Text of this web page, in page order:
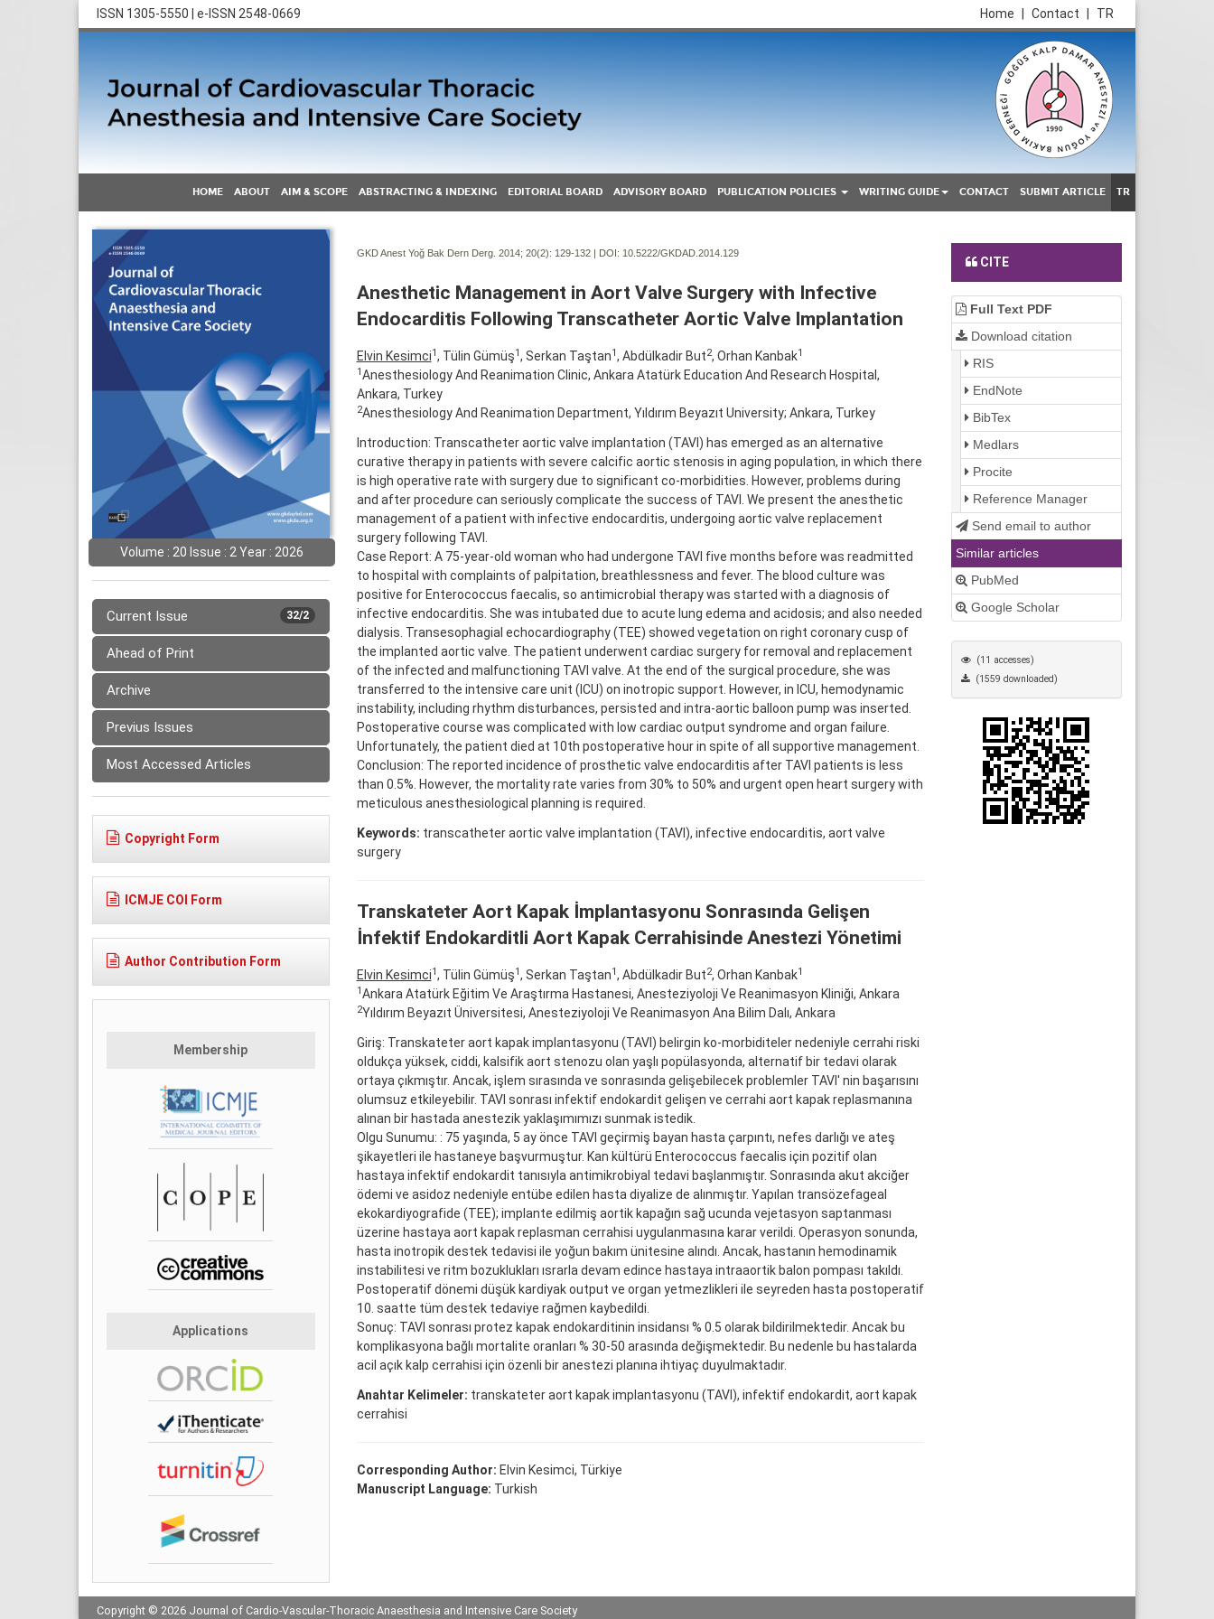
ISSN 1305-5550 | e-ISSN 2548-0669 TR
Contact
Home
HOME ABOUT AIM & SCOPE ABSTRACTING & INDEXING EDITORIAL BOARD ADVISORY BOARD PUBLICATION POLICIES WRITING GUIDE CONTACT SUBMIT ARTICLE TR
Volume : 20 Issue : 2 Year : 2026
32/2
Current Issue
Ahead of Print
Archive
Previus Issues
Most Accessed Articles
Copyright Form
ICMJE COI Form
Author Contribution Form
Membership
Applications
GKD Anest Yoğ Bak Dern Derg. 2014; 20(2): 129-132 | DOI: 10.5222/GKDAD.2014.129
Anesthetic Management in Aort Valve Surgery with Infective
Endocarditis Following Transcatheter Aortic Valve Implantation
Elvin Kesimci1, Tülin Gümüş1, Serkan Taştan1, Abdülkadir But2, Orhan Kanbak1
1Anesthesiology And Reanimation Clinic, Ankara Atatürk Education And Research Hospital,
Ankara, Turkey
2Anesthesiology And Reanimation Department, Yıldırım Beyazıt University; Ankara, Turkey
Introduction: Transcatheter aortic valve implantation (TAVI) has emerged as an alternative
curative therapy in patients with severe calcific aortic stenosis in aging population, in which there
is high operative rate with surgery due to significant co-morbidities. However, problems during
and after procedure can seriously complicate the success of TAVI. We present the anesthetic
management of a patient with infective endocarditis, undergoing aortic valve replacement
surgery following TAVI.
Case Report: A 75-year-old woman who had undergone TAVI five months before was readmitted
to hospital with complaints of palpitation, breathlessness and fever. The blood culture was
positive for Enterococcus faecalis, so antimicrobial therapy was started with a diagnosis of
infective endocarditis. She was intubated due to acute lung edema and acidosis; and also needed
dialysis. Transesophagial echocardiography (TEE) showed vegetation on right coronary cusp of
the implanted aortic valve. The patient underwent cardiac surgery for removal and replacement
of the infected and malfunctioning TAVI valve. At the end of the surgical procedure, she was
transferred to the intensive care unit (ICU) on inotropic support. However, in ICU, hemodynamic
instability, including rhythm disturbances, persisted and intra-aortic balloon pump was inserted.
Postoperative course was complicated with low cardiac output syndrome and organ failure.
Unfortunately, the patient died at 10th postoperative hour in spite of all supportive management.
Conclusion: The reported incidence of prosthetic valve endocarditis after TAVI patients is less
than 0.5%. However, the mortality rate varies from 30% to 50% and urgent open heart surgery with
meticulous anesthesiological planning is required.
Keywords: transcatheter aortic valve implantation (TAVI), infective endocarditis, aort valve
surgery
Transkateter Aort Kapak İmplantasyonu Sonrasında Gelişen
İnfektif Endokarditli Aort Kapak Cerrahisinde Anestezi Yönetimi
Elvin Kesimci1 , Tülin Gümüş1 , Serkan Taştan1 , Abdülkadir But2, Orhan Kanbak1
1 Ankara Atatürk Eğitim Ve Araştırma Hastanesi, Anesteziyoloji Ve Reanimasyon Kliniği, Ankara
2Yıldırım Beyazıt Üniversitesi, Anesteziyoloji Ve Reanimasyon Ana Bilim Dalı, Ankara
Giriş: Transkateter aort kapak implantasyonu (TAVI) belirgin ko-morbiditeler nedeniyle cerrahi riski
oldukça yüksek, ciddi, kalsifik aort stenozu olan yaşlı popülasyonda, alternatif bir tedavi olarak
ortaya çıkmıştır. Ancak, işlem sırasında ve sonrasında gelişebilecek problemler TAVI' nin başarısını
olumsuz etkileyebilir. TAVI sonrası infektif endokardit gelişen ve cerrahi aort kapak replasmanına
alınan bir hastada anestezik yaklaşımımızı sunmak istedik.
Olgu Sunumu: : 75 yaşında, 5 ay önce TAVI geçirmiş bayan hasta çarpıntı, nefes darlığı ve ateş
şikayetleri ile hastaneye başvurmuştur. Kan kültürü Enterococcus faecalis için pozitif olan
hastaya infektif endokardit tanısıyla antimikrobiyal tedavi başlanmıştır. Sonrasında akut akciğer
ödemi ve asidoz nedeniyle entübe edilen hasta diyalize de alınmıştır. Yapılan transözefageal
ekokardiyografide (TEE); implante edilmiş aortik kapağın sağ ucunda vejetasyon saptanması
üzerine hastaya aort kapak replasman cerrahisi uygulanmasına karar verildi. Operasyon sonunda,
hasta inotropik destek tedavisi ile yoğun bakım ünitesine alındı. Ancak, hastanın hemodinamik
instabilitesi ve ritm bozuklukları ısrarla devam edince hastaya intraaortik balon pompası takıldı.
Postoperatif dönemi düşük kardiyak output ve organ yetmezlikleri ile seyreden hasta postoperatif
10. saatte tüm destek tedaviye rağmen kaybedildi.
Sonuç: TAVI sonrası protez kapak endokarditinin insidansı % 0.5 olarak bildirilmektedir. Ancak bu
komplikasyona bağlı mortalite oranları % 30-50 arasında değişmektedir. Bu nedenle bu hastalarda
acil açık kalp cerrahisi için özenli bir anestezi planına ihtiyaç duyulmaktadır.
Anahtar Kelimeler: transkateter aort kapak implantasyonu (TAVI), infektif endokardit, aort kapak
cerrahisi
Corresponding Author: Elvin Kesimci, Türkiye
Manuscript Language: Turkish
CITE
Full Text PDF
Download citation
RIS
EndNote
BibTex
Medlars
Procite
Reference Manager
Send email to author
Similar articles
PubMed
Google Scholar
(11 accesses)
(1559 downloaded)
Copyright © 2026 Journal of Cardio-Vascular-Thoracic Anaesthesia and Intensive Care Society